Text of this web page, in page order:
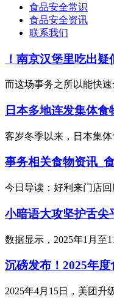
食品安全常识
食品安全资讯
联系我们
！南京汉堡里吃出
而这场事务之所以能快
日本多地连发集体
客岁冬季以来，日本集
事务相关食物资讯_
今日导读：好利来门店
小暗语大攻坚护舌尖
数据显示，2025年1月至
沉磅发布！2025年
2025年4月15日，美团